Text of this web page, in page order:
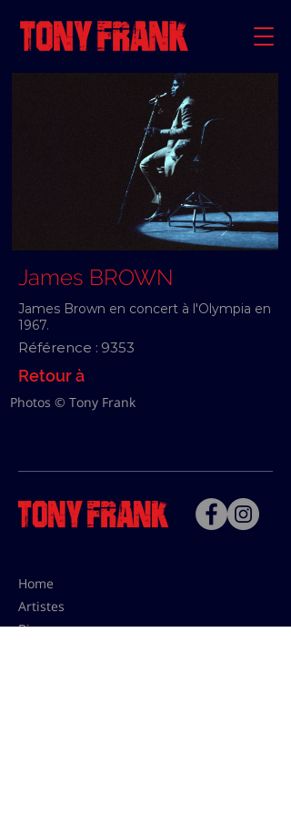
James BROWN
James Brown en concert à l'Olympia en
1967.
Référence : 9353
Retour à
Photos © Tony Frank
Home
Artistes
Bio